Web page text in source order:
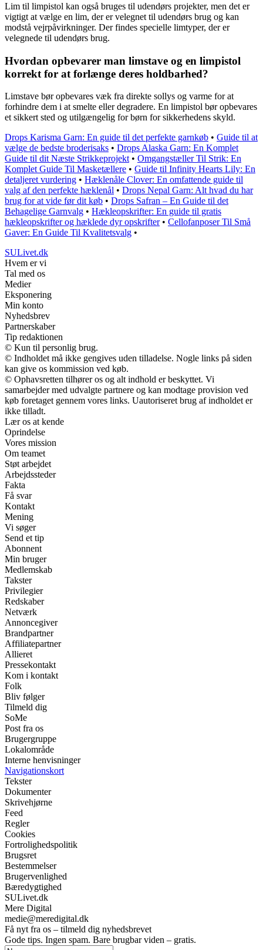
Lim til limpistol kan også bruges til udendørs projekter, men det er
vigtigt at vælge en lim, der er velegnet til udendørs brug og kan
modstå vejrpåvirkninger. Der findes specielle limtyper, der er
velegnede til udendørs brug.
Hvordan opbevarer man limstave og en limpistol
korrekt for at forlænge deres holdbarhed?
Limstave bør opbevares væk fra direkte sollys og varme for at
forhindre dem i at smelte eller degradere. En limpistol bør opbevares
et sikkert sted og utilgængelig for børn for sikkerhedens skyld.
Drops Karisma Garn: En guide til det perfekte garnkøb • Guide til at
vælge de bedste broderisaks • Drops Alaska Garn: En Komplet
Guide til dit Næste Strikkeprojekt • Omgangstæller Til Strik: En
Komplet Guide Til Masketællere • Guide til Infinity Hearts Lily: En
detaljeret vurdering • Hæklenåle Clover: En omfattende guide til
valg af den perfekte hæklenål • Drops Nepal Garn: Alt hvad du har
brug for at vide før dit køb • Drops Safran – En Guide til det
Behagelige Garnvalg • Hækleopskrifter: En guide til gratis
hækleopskrifter og hæklede dyr opskrifter• Cellofanposer Til Små
Gaver: En Guide Til Kvalitetsvalg •
SULivet.dk
Hvem er vi
Tal med os
Medier
Eksponering
Min konto
Nyhedsbrev
Partnerskaber
Tip redaktionen
© Kun til personlig brug.
© Indholdet må ikke gengives uden tilladelse. Nogle links på siden
kan give os kommission ved køb.
© Ophavsretten tilhører os og alt indhold er beskyttet. Vi
samarbejder med udvalgte partnere og kan modtage provision ved
køb foretaget gennem vores links. Uautoriseret brug af indholdet er
ikke tilladt.
Lær os at kende
Oprindelse
Vores mission
Om teamet
Støt arbejdet
Arbejdssteder
Fakta
Få svar
Kontakt
Mening
Vi søger
Send et tip
Abonnent
Min bruger
Medlemskab
Takster
Privilegier
Redskaber
Netværk
Annoncegiver
Brandpartner
Affiliatepartner
Allieret
Pressekontakt
Kom i kontakt
Folk
Bliv følger
Tilmeld dig
SoMe
Post fra os
Brugergruppe
Lokalområde
Interne henvisninger
Navigationskort
Tekster
Dokumenter
Skrivehjørne
Feed
Regler
Cookies
Fortrolighedspolitik
Brugsret
Bestemmelser
Brugervenlighed
Bæredygtighed
SULivet.dk
Mere Digital
medie@meredigital.dk
Få nyt fra os – tilmeld dig nyhedsbrevet
Gode tips. Ingen spam. Bare brugbar viden – gratis.